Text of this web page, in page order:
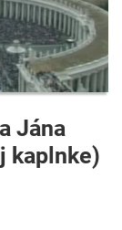
Jána
kaplnke)